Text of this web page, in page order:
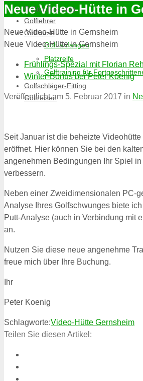
Online-Buchung
Golflehrer
Golfkurse
Golf anfangen
Platzreife
Golftraining für
Golfschläger-Fitting
Golfreisen
Neue Video-Hütte in
Neue Video-Hütte in Gernsheim
Neue Video-Hütte in Gernsheim
Frühlings-Spezial mit Florian
Winter-Bonus bei Peter Koenig
Veröffentlicht am 5. Februar 2017 in
Seit Januar ist die beheizte
eröffnet. Hier können Sie bei den
angenehmen Bedingungen Ihr Spiel
verbessern.
Neben einer Zweidimensionalen PC-
Analyse Ihres Golfschwunges biete
Putt-Analyse (auch in Verbindung mit
an.
Nutzen Sie diese neue angenehme
freue mich über Ihre Buchung.
Ihr
Peter Koenig
Schlagworte:Video-Hütte Gernsheim
Teilen Sie diesen Artikel: